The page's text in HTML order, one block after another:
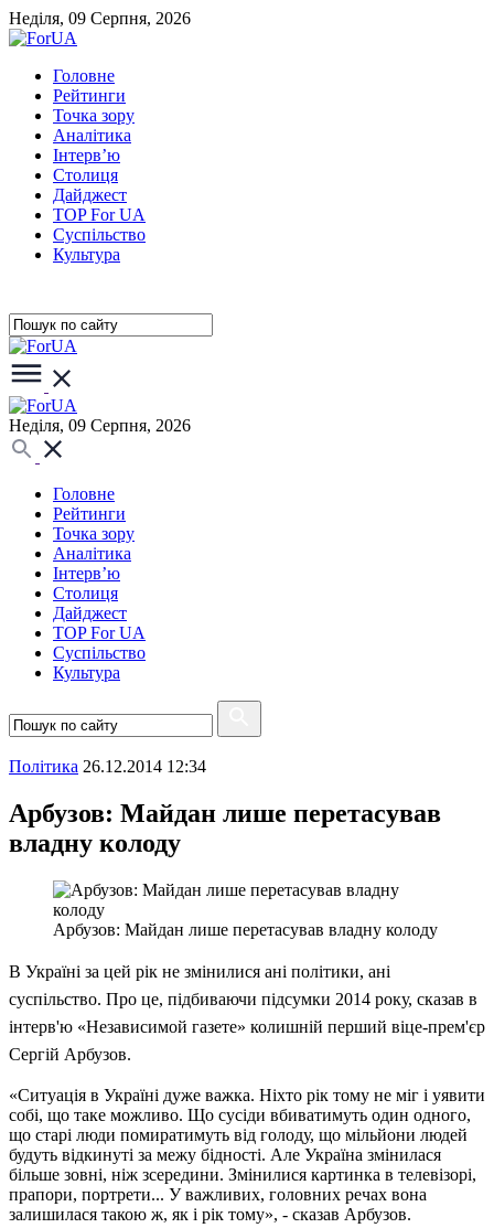
Неділя, 09 Серпня, 2026
Головне
Рейтинги
Точка зору
Аналітика
Інтерв’ю
Столиця
Дайджест
TOP For UA
Суспiльство
Культура
Неділя, 09 Серпня, 2026
Головне
Рейтинги
Точка зору
Аналітика
Інтерв’ю
Столиця
Дайджест
TOP For UA
Суспiльство
Культура
Полiтика 26.12.2014 12:34
Арбузов: Майдан лише перетасував
владну колоду
Арбузов: Майдан лише перетасував владну колоду
В Україні за цей рік не змінилися ані політики, ані
суспільство. Про це, підбиваючи підсумки 2014 року, сказав в
інтерв'ю «Независимой газете» колишній перший віце-прем'єр
Сергій Арбузов.
«Ситуація в Україні дуже важка. Ніхто рік тому не міг і уявити
собі, що таке можливо. Що сусіди вбиватимуть один одного,
що старі люди помиратимуть від голоду, що мільйони людей
будуть відкинуті за межу бідності. Але Україна змінилася
більше зовні, ніж зсередини. Змінилися картинка в телевізорі,
прапори, портрети... У важливих, головних речах вона
залишилася такою ж, як і рік тому», - сказав Арбузов.